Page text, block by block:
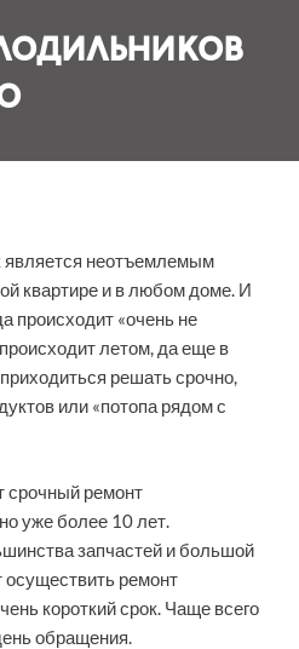
является неотъемлемым
квартире и в любом доме. И
происходит «очень не
летом, да еще в
решать срочно,
или «потопа рядом с
срочный ремонт
уже более 10 лет.
запчастей и большой
осуществить ремонт
короткий срок. Чаще всего
обращения.